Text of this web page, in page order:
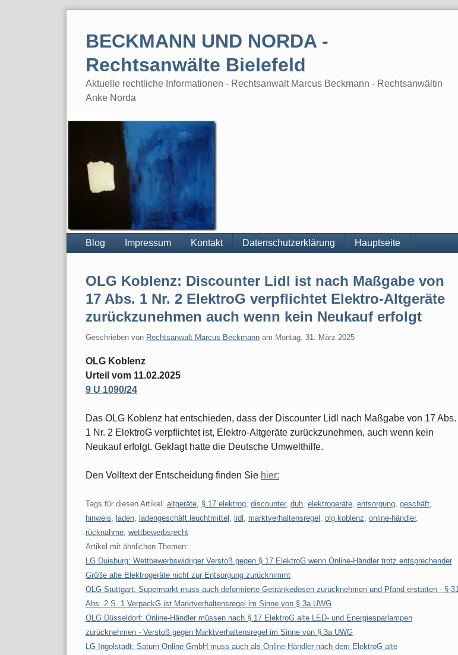
BECKMANN UND NORDA -
Rechtsanwälte Bielefeld
Aktuelle rechtliche Informationen - Rechtsanwalt Marcus Beckmann - Rechtsanwältin
Anke Norda
Blog Impressum Kontakt Datenschutzerklärung Hauptseite
OLG Koblenz: Discounter Lidl ist nach Maßgabe von
17 Abs. 1 Nr. 2 ElektroG verpflichtet Elektro-Altgeräte
zurückzunehmen auch wenn kein Neukauf erfolgt
Geschrieben von Rechtsanwalt Marcus Beckmann am Montag, 31. März 2025
OLG Koblenz
Urteil vom 11.02.2025
9 U 1090/24
Das OLG Koblenz hat entschieden, dass der Discounter Lidl nach Maßgabe von 17 Abs.
1 Nr. 2 ElektroG verpflichtet ist, Elektro-Altgeräte zurückzunehmen, auch wenn kein
Neukauf erfolgt. Geklagt hatte die Deutsche Umwelthilfe.
Den Volltext der Entscheidung finden Sie hier:
Tags für diesen Artikel: altgeräte § 17 elektrog discounter, duh elektrogeräte entsorgung geschäft
hinweis
laden ladengeschäft.leuchtmittel lidl marktverhaltensregel olg koblenz online-händler,
rücknahme wettbewerbsrecht
Artikel mit ähnlichen Themen:
LG Duisburg: Wettbewerbswidriger Verstoß gegen § 17 ElektroG wenn Online-Händler trotz entsprechender
Größe alte Elektrogeräte nicht zur Entsorgung zurücknimmt
OLG Stuttgart: Supermarkt muss auch deformierte Getränkedosen zurücknehmen und Pfand erstatten - § 31
Abs. 2 S. 1 VerpackG ist Marktverhaltensregel im Sinne von § 3a UWG
OLG Düsseldorf: Online-Händler müssen nach § 17 ElektroG alte LED- und Energiesparlampen
zurücknehmen - Verstoß gegen Marktverhaltensregel im Sinne von § 3a UWG
LG Ingolstadt: Saturn Online GmbH muss auch als Online-Händler nach dem ElektroG alte